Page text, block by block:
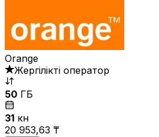
Orange
Жергілікті оператор
50 ГБ
31 күн
20 953,63 ₸